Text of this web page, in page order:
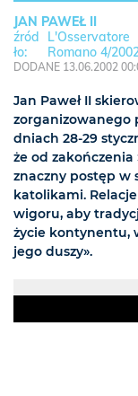
JAN PAWEŁ II
L'Osservatore
Romano 4/
DODANE 13.06.2002
Jan Paweł II
zorganizowanego
dniach 28-29
że od
znaczny postęp w
katolikami.
wigoru, aby
życie kontynentu,
jego duszy».